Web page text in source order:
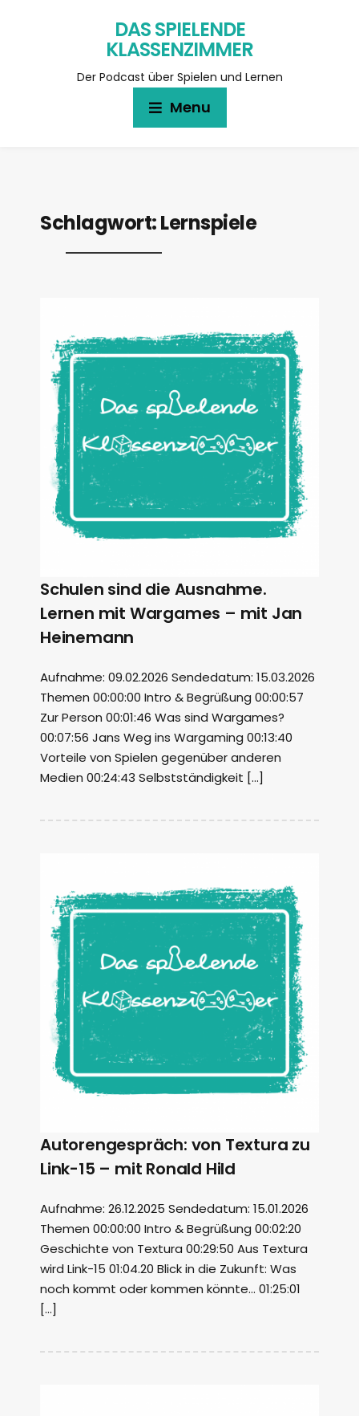
DAS SPIELENDE
KLASSENZIMMER
Der Podcast über Spielen und Lernen
Menu
Schlagwort:Lernspiele
Schulen sind die Ausnahme.
Lernen mit Wargames – mit Jan
Heinemann
Aufnahme: 09.02.2026 Sendedatum: 15.03.2026
Themen 00:00:00 Intro & Begrüßung 00:00:57
Zur Person 00:01:46 Was sind Wargames?
00:07:56 Jans Weg ins Wargaming 00:13:40
Vorteile von Spielen gegenüber anderen
Medien 00:24:43 Selbstständigkeit […]
Autorengespräch: von Textura zu
Link-15 – mit Ronald Hild
Aufnahme: 26.12.2025 Sendedatum: 15.01.2026
Themen 00:00:00 Intro & Begrüßung 00:02:20
Geschichte von Textura 00:29:50 Aus Textura
wird Link-15 01:04.20 Blick in die Zukunft: Was
noch kommt oder kommen könnte… 01:25:01
[…]